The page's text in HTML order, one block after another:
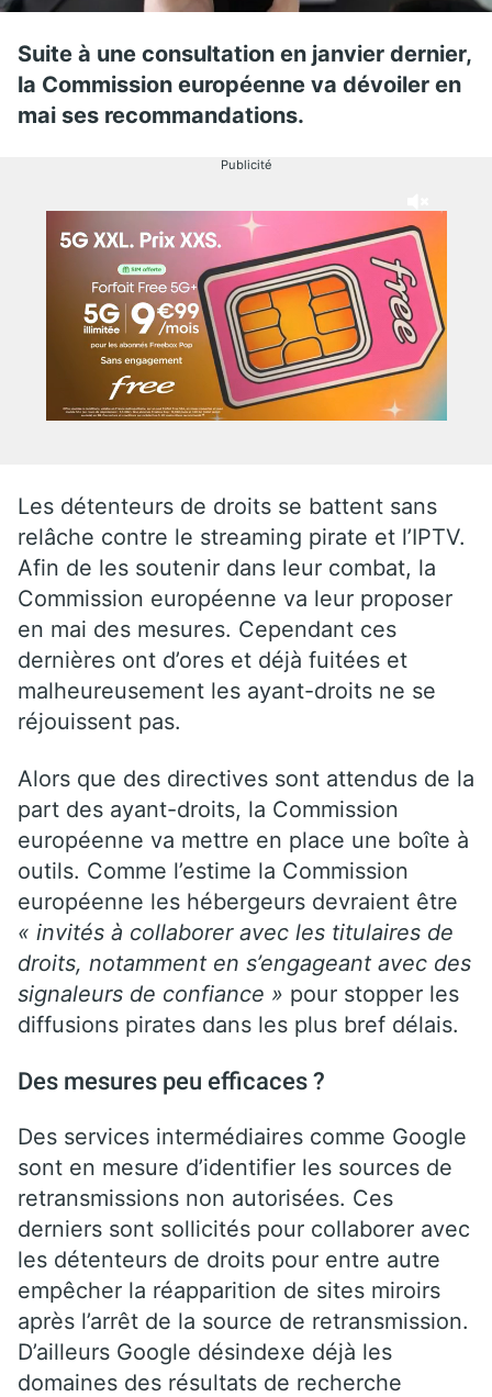
Suite à une consultation en janvier dernier,
la Commission européenne va dévoiler en
mai ses recommandations.
Publicité
Les détenteurs de droits se battent sans
relâche contre le streaming pirate et l’IPTV.
Afin de les soutenir dans leur combat, la
Commission européenne va leur proposer
en mai des mesures. Cependant ces
dernières ont d’ores et déjà fuitées et
malheureusement les ayant-droits ne se
réjouissent pas.
Alors que des directives sont attendus de la
part des ayant-droits, la Commission
européenne va mettre en place une boîte à
outils. Comme l’estime la Commission
européenne les hébergeurs devraient être
« invités à collaborer avec les titulaires de
droits, notamment en s’engageant avec des
signaleurs de confiance » pour stopper les
diffusions pirates dans les plus bref délais.
Des mesures peu efficaces ?
Des services intermédiaires comme Google
sont en mesure d’identifier les sources de
retransmissions non autorisées. Ces
derniers sont sollicités pour collaborer avec
les détenteurs de droits pour entre autre
empêcher la réapparition de sites miroirs
après l’arrêt de la source de retransmission.
D’ailleurs Google désindexe déjà les
domaines des résultats de recherche